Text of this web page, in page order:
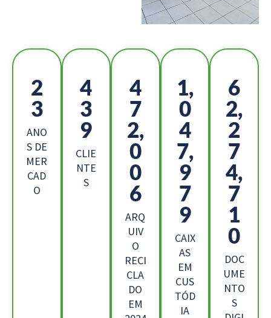
2
6
ANO
S DE
MER
CAD
O
4
9
1
CLIE
NTE
S
5
2
7,
8
1
3
ARQ
UIV
O
RECI
CLA
DO
EM
1,
1
7
1,
8
8
6
CAIX
AS
EM
CUS
TÓD
IA
6
9,
6
3
7,
6
8
5
DOC
UME
NTO
S